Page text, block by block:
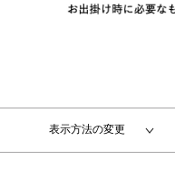
表示方法の変更